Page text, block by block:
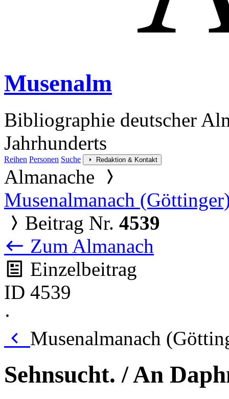
Musenalm
Bibliographie deutscher
Jahrhunderts
Reihen Personen Suche Redaktion & Kontakt
Almanache
Musenalmanach
Beitrag Nr. 4539
Zum Almanach
Einzelbeitrag
ID 4539
·
Musenalmanach
Sehnsucht. / An